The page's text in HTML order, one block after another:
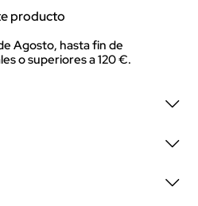
producto
Agosto, hasta fin de
o superiores a 120 €.